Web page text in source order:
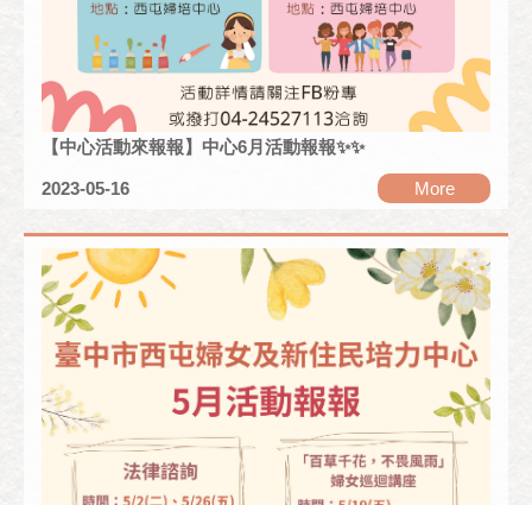
【中心活動來報報】中心6月活動報報✨✨
2023-05-16 More